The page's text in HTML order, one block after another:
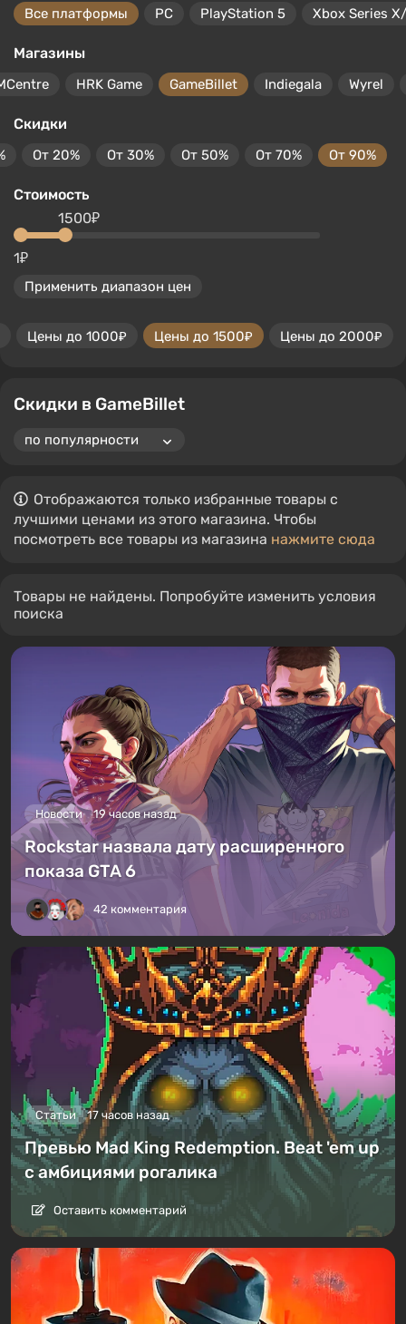
Все платформы PC PlayStation 5 Xbox Series
Магазины
HRK Game GameBillet Indiegala Wyrel
Скидки
От 20% От 30% От 50% От 70% От 90%
Стоимость
1₽
1500₽
Применить диапазон цен
Цены до 1000₽ Цены до 1500₽ Цены до 2000₽
Скидки в GameBillet
Отображаются только избранные товары с
лучшими ценами из этого магазина. Чтобы
посмотреть все товары из магазина нажмите сюда
Товары не найдены. Попробуйте изменить условия
поиска
Новости 19 часов назад
Rockstar назвала дату расширенного
показа GTA 6
42 комментария
Статьи 17 часов назад
Превью Mad King Redemption. Beat 'em up
с амбициями рогалика
Оставить комментарий